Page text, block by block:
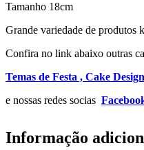
Tamanho 18cm
Grande variedade de produtos
Confira no link abaixo outras
Temas de Festa , Cake
e nossas redes socias
Informação